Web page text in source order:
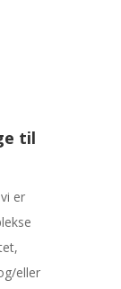
til
er
eller